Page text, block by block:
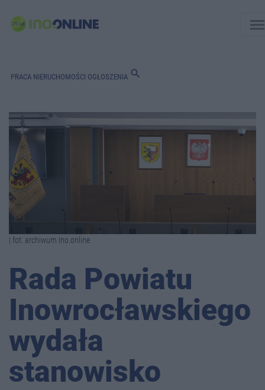
PRACA NIERUCHOMOŚCI OGŁOSZENIA search
| fot. archiwum Ino.online
Rada Powiatu
Inowrocławskiego
wydała
stanowisko